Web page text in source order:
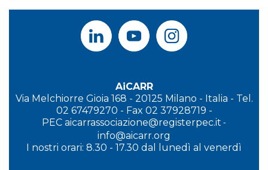
AiCARR
Via Melchiorre Gioia 168 - 20125 Milano - Italia - Tel.
02 67479270 - Fax 02 37928719 -
PEC aicarrassociazione@registerpec.it -
info@aicarr.org
I nostri orari: 8.30 - 17.30 dal lunedì al venerdì